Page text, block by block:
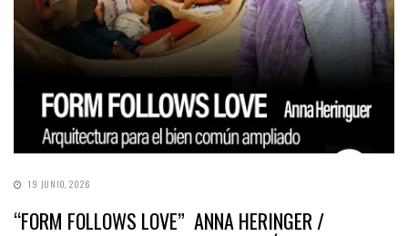
19 JUNIO, 2026
“FORM FOLLOWS LOVE” ANNA HERINGER /